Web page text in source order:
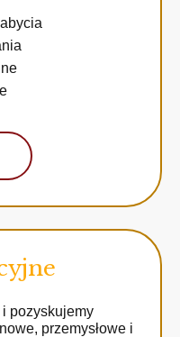
i pozyskujemy
przemysłowe i